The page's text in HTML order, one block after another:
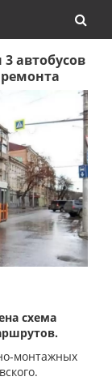
автобусов
схема
монтажных